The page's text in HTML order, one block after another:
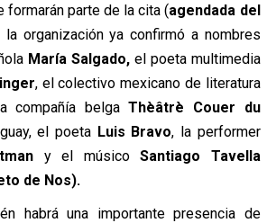
formarán parte de la cita (agendada del
la organización ya confirmó a nombres
María Salgado,el poeta multimedia
, el colectivo mexicano de literatura
compañía belgaThèâtrè Couer du
el poeta Luis Bravo, la performer
y el músicoSantiago Tavella
de Nos).
habrá una importante presencia de